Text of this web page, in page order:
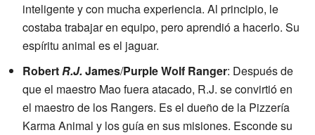
inteligente y con mucha experiencia. Al principio, le
costaba trabajar en equipo, pero aprendió a hacerlo. Su
espíritu animal es el jaguar.
RobertR.J. James/Purple Wolf Ranger: Después de
que el maestro Mao fuera atacado, R.J. se convirtió en
el maestro de los Rangers. Es el dueño de la Pizzería
Karma Animal y los guía en sus misiones. Esconde su